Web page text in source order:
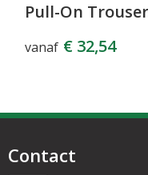
Pull-On
vanaf € 32,54
Contact